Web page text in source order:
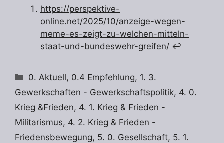
https://perspektive-
online.net/2025/10/anzeige-wegen-
meme-es-zeigt-zu-welchen-mitteln-
staat-und-bundeswehr-greifen/ ↩︎
Kategorien
0. Aktuell, 0.4 Empfehlung, 1. 3.
Gewerkschaften - Gewerkschaftspolitik, 4. 0.
Krieg &Frieden, 4. 1. Krieg & Frieden -
Militarismus, 4. 2. Krieg & Frieden -
Friedensbewegung, 5. 0. Gesellschaft, 5. 1.